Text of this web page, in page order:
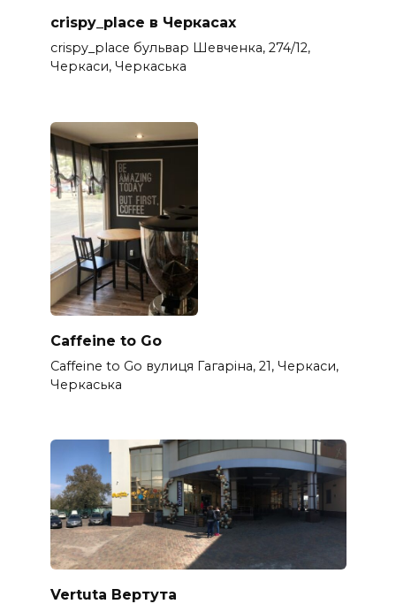
crispy_place в Черкасах
crispy_place бульвар Шевченка, 274/12,
Черкаси, Черкаська
Caffeine to Go
Caffeine to Go вулиця Гагаріна, 21, Черкаси,
Черкаська
Vertuta Вертута